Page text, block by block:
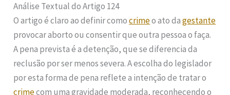
Análise Textual do Artigo 124
O artigo é claro ao definir comocrimeo ato dagestante
provocar aborto ou consentir que outra pessoa o faça.
A pena prevista é a detenção, que se diferencia da
reclusão por ser menos severa. A escolha do legislador
por esta forma de pena reflete a intenção de tratar o
crimecom uma gravidade moderada, reconhecendo o